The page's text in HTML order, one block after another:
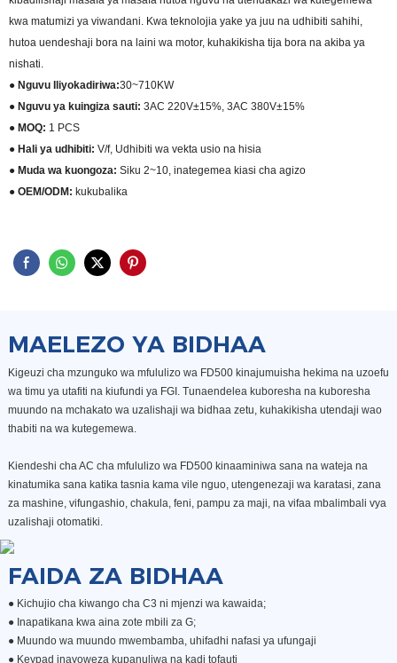
kwa matumizi ya viwandani. Kwa teknolojia yake ya juu na udhibiti sahihi,
hutoa uendeshaji bora na laini wa motor, kuhakikisha tija bora na akiba ya
nishati.
● Nguvu Iliyokadiriwa:30~710KW
● Nguvu ya kuingiza sauti: 3AC 220V±15%, 3AC 380V±15%
● MOQ: 1 PCS
● Hali ya udhibiti: V/f, Udhibiti wa vekta usio na hisia
● Muda wa kuongoza: Siku 2~10, inategemea kiasi cha agizo
● OEM/ODM: kukubalika
MAELEZO YA BIDHAA
Kigeuzi cha mzunguko wa mfululizo wa FD500 kinajumuisha hekima na uzoefu
wa timu ya utafiti na kiufundi ya FGI. Tunaendelea kuboresha na kuboresha
muundo na mchakato wa uzalishaji wa bidhaa zetu, kuhakikisha utendaji wao
thabiti na wa kutegemewa.
Kiendeshi cha AC cha mfululizo wa FD500 kinaaminiwa sana na wateja na
kinatumika sana katika tasnia kama vile nguo, utengenezaji wa karatasi, zana
za mashine, vifungashio, chakula, feni, pampu za maji, na vifaa mbalimbali vya
uzalishaji otomatiki.
FAIDA ZA BIDHAA
● Kichujio cha kiwango cha C3 ni mjenzi wa kawaida;
● Inapatikana kwa aina zote mbili za G;
● Muundo wa muundo mwembamba, uhifadhi nafasi ya ufungaji
● Keypad inayoweza kupanuliwa na kadi tofauti